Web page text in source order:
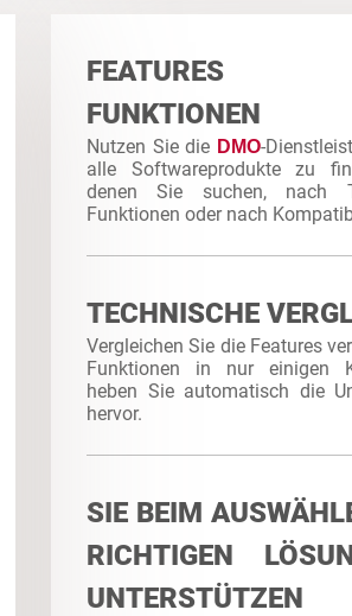
FEATURES
FUNKTIONEN
Nutzen Sie die DMO-
alle Softwareprodukte zu
denen Sie suchen, nach
Funktionen oder nach
TECHNISCHE
Vergleichen Sie die Features
Funktionen in nur einigen
heben Sie automatisch die
hervor.
SIE BEIM
RICHTIGEN
UNTERSTÜTZEN